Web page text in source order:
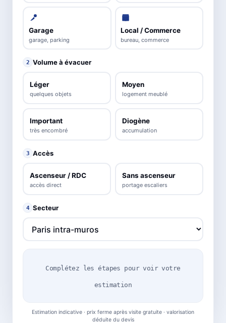
Garage
garage, parking
Local / Commerce
bureau, commerce
2 Volume à évacuer
Léger
quelques objets
Moyen
logement meublé
Important
très encombré
Diogène
accumulation
3 Accès
Ascenseur / RDC
accès direct
Sans ascenseur
portage escaliers
4 Secteur
Complétez les étapes pour voir votre
estimation
Estimation indicative · prix ferme après visite gratuite · valorisation
déduite du devis